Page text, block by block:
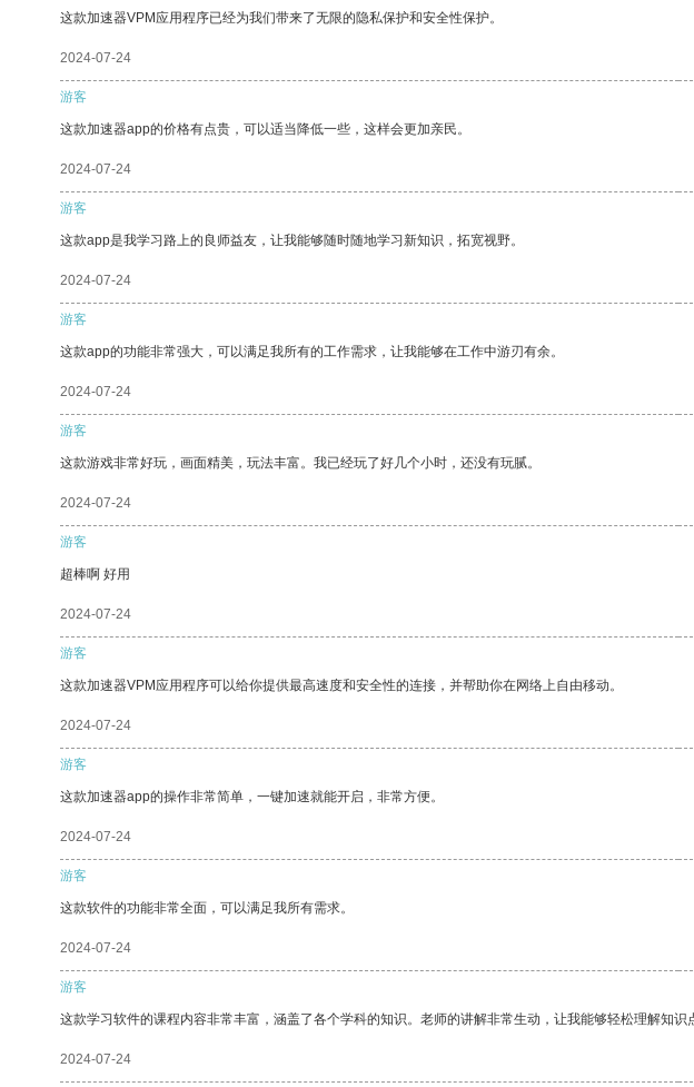
这款加速器VPM应用程序已经为我们带来了无限的隐私保护和安全性保护。
2024-07-24
游客
这款加速器app的价格有点贵，可以适当降低一些，这样会更加亲民。
2024-07-24
游客
这款app是我学习路上的良师益友，让我能够随时随地学习新知识，拓宽视野。
2024-07-24
游客
这款app的功能非常强大，可以满足我所有的工作需求，让我能够在工作中游刃有余。
2024-07-24
游客
这款游戏非常好玩，画面精美，玩法丰富。我已经玩了好几个小时，还没有玩腻。
2024-07-24
游客
超棒啊 好用
2024-07-24
游客
这款加速器VPM应用程序可以给你提供最高速度和安全性的连接，并帮助你在网络上自由移动。
2024-07-24
游客
这款加速器app的操作非常简单，一键加速就能开启，非常方便。
2024-07-24
游客
这款软件的功能非常全面，可以满足我所有需求。
2024-07-24
游客
这款学习软件的课程内容非常丰富，涵盖了各个学科的知识。老师的讲解非常生动，让我能够轻松理解知识
2024-07-24